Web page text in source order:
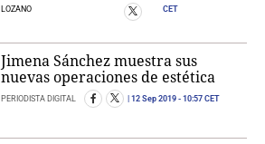
LOZANO CET
Jimena Sánchez muestra sus
nuevas operaciones de estética
PERIODISTA DIGITAL 12 Sep 2019 - 10:57 CET